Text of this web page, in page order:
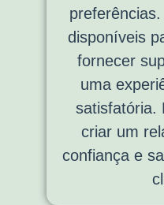
disponíveis
fornecer
uma
satisfatória.
criar um
confiança e